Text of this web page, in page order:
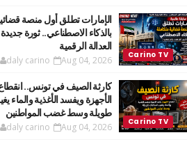
الإمارات تطلق أول منصة
بالذكاء الاصطناعي.. ثورة
العدالة الرقمية
daly carino Aug 04, 2026
كارثة الصيف في تونس.. انقطاع
الأجهزة ويفسد الأغذية والماء
طويلة وسط غضب المواطنين
daly carino Aug 04, 2026